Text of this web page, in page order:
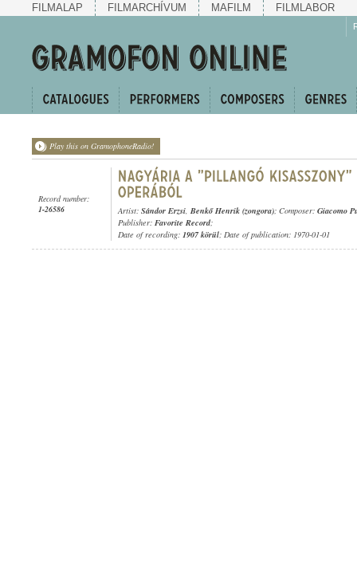
FILMALAP FILMARCHÍVUM MAFILM FILMLABOR
Play this on GramophoneRadio!
Record number:
1-26586
Artist: Sándor Erzsi, Benkő Henrik (zongora); Composer: Giacomo
Publisher: Favorite Record;
Date of recording: 1907 körül; Date of publication: 1970-01-01